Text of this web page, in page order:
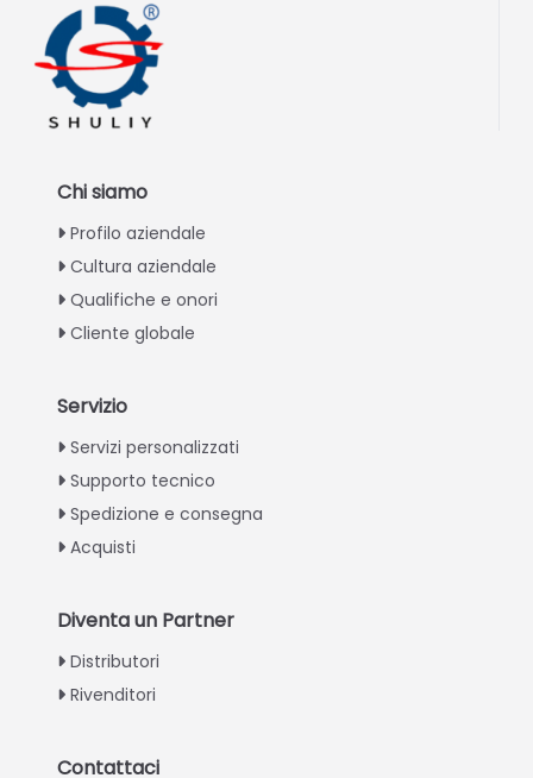
Chi siamo
Profilo aziendale
Cultura aziendale
Qualifiche e onori
Cliente globale
Servizio
Servizi personalizzati
Supporto tecnico
Spedizione e consegna
Acquisti
Diventa un Partner
Distributori
Rivenditori
Contattaci
Korean
Turkish
Swahili
Urdu
Greek